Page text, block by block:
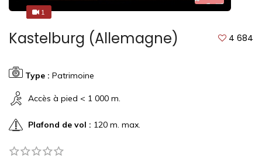
11
Kastelburg (Allemagne) 4 684
Type : Patrimoine
Accès à pied < 1 000 m.
Plafond de vol : 120 m. max.